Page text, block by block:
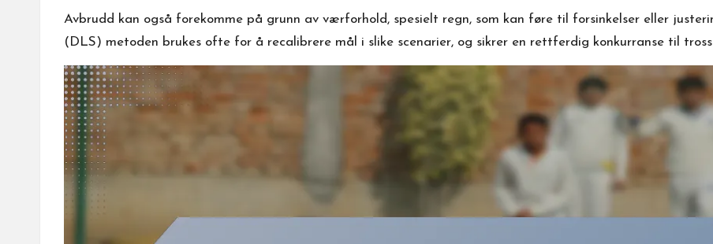
Avbrudd kan også forekomme på grunn av værforhold, spesielt regn, som kan føre til forsinkelser eller
(DLS) metoden brukes ofte for å recalibrere mål i slike scenarier, og sikrer en rettferdig konkurranse til